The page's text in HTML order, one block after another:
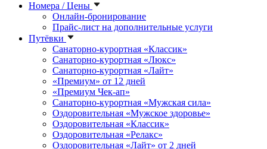
Номера / Цены
Онлайн-бронирование
Прайс-лист на дополнительные услуги
Путёвки
Санаторно-курортная «Классик»
Санаторно-курортная «Люкс»
Санаторно-курортная «Лайт»
«Премиум» от 12 дней
«Премиум Чек-ап»
Санаторно-курортная «Мужская сила»
Оздоровительная «Мужское здоровье»
Оздоровительная «Классик»
Оздоровительная «Релакс»
Оздоровительная «Лайт» от 2 дней